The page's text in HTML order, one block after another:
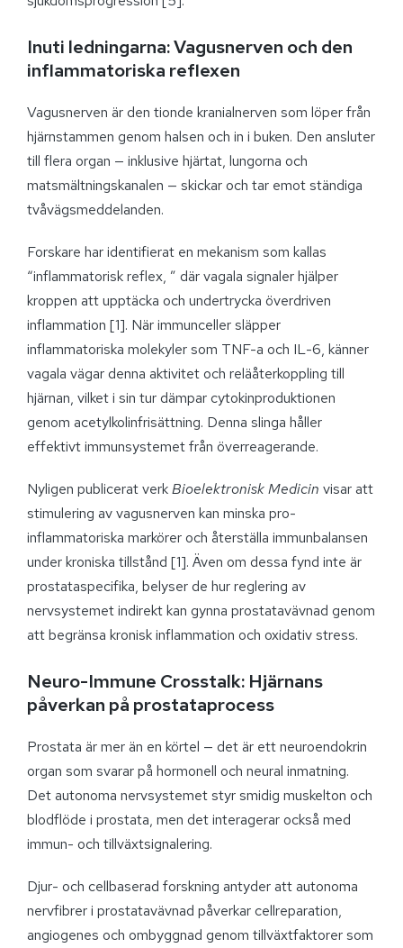
Inuti ledningarna: Vagusnerven och den
inflammatoriska reflexen
Vagusnerven är den tionde kranialnerven som löper från
hjärnstammen genom halsen och in i buken. Den ansluter
till flera organ — inklusive hjärtat, lungorna och
matsmältningskanalen — skickar och tar emot ständiga
tvåvägsmeddelanden.
Forskare har identifierat en mekanism som kallas
“inflammatorisk reflex, ” där vagala signaler hjälper
kroppen att upptäcka och undertrycka överdriven
inflammation [1]. När immunceller släpper
inflammatoriska molekyler som TNF-a och IL-6, känner
vagala vägar denna aktivitet och reläåterkoppling till
hjärnan, vilket i sin tur dämpar cytokinproduktionen
genom acetylkolinfrisättning. Denna slinga håller
effektivt immunsystemet från överreagerande.
Nyligen publicerat verkBioelektronisk Medicin visar att
stimulering av vagusnerven kan minska pro-
inflammatoriska markörer och återställa immunbalansen
under kroniska tillstånd [1]. Även om dessa fynd inte är
prostataspecifika, belyser de hur reglering av
nervsystemet indirekt kan gynna prostatavävnad genom
att begränsa kronisk inflammation och oxidativ stress.
Neuro-Immune Crosstalk: Hjärnans
påverkan på prostataprocess
Prostata är mer än en körtel — det är ett neuroendokrin
organ som svarar på hormonell och neural inmatning.
Det autonoma nervsystemet styr smidig muskelton och
blodflöde i prostata, men det interagerar också med
immun- och tillväxtsignalering.
Djur- och cellbaserad forskning antyder att autonoma
nervfibrer i prostatavävnad påverkar cellreparation,
angiogenes och ombyggnad genom tillväxtfaktorer som